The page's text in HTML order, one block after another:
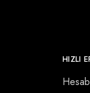
HIZLI